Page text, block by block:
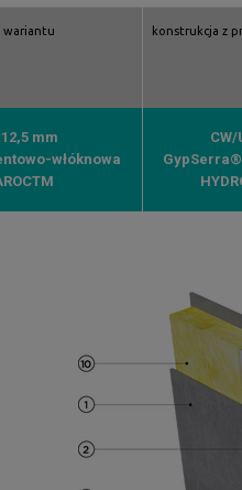
wariantu konstrukcja z
mm
włóknowa
CW/